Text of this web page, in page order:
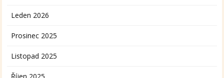
Leden 2026
Prosinec 2025
Listopad 2025
Říjen 2025